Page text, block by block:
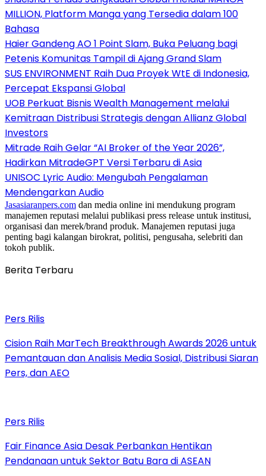
MILLION, Platform Manga yang Tersedia dalam 100
Bahasa
Haier Gandeng AO 1 Point Slam, Buka Peluang bagi
Petenis Komunitas Tampil di Ajang Grand Slam
SUS ENVIRONMENT Raih Dua Proyek WtE di Indonesia,
Percepat Ekspansi Global
UOB Perkuat Bisnis Wealth Management melalui
Kemitraan Distribusi Strategis dengan Allianz Global
Investors
Mitrade Raih Gelar “AI Broker of the Year 2026”,
Hadirkan MitradeGPT Versi Terbaru di Asia
UNISOC Lyric Audio: Mengubah Pengalaman
Mendengarkan Audio
Jasasiaranpers.com dan media online ini mendukung program
manajemen reputasi melalui publikasi press release untuk institusi,
organisasi dan merek/brand produk. Manajemen reputasi juga
penting bagi kalangan birokrat, politisi, pengusaha, selebriti dan
tokoh publik.
Berita Terbaru
Pers Rilis
Cision Raih MarTech Breakthrough Awards 2026 untuk
Pemantauan dan Analisis Media Sosial, Distribusi Siaran
Pers, dan AEO
Pers Rilis
Fair Finance Asia Desak Perbankan Hentikan
Pendanaan untuk Sektor Batu Bara di ASEAN